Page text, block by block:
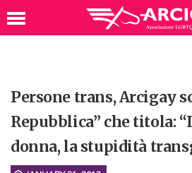
Persone trans, Arcigay
Repubblica” che titola:
donna, la stupidità